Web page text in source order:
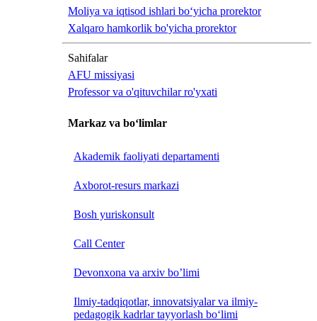
Moliya va iqtisod ishlari bo‘yicha prorektor
Xalqaro hamkorlik bo'yicha prorektor
Sahifalar
AFU missiyasi
Professor va o'qituvchilar ro'yxati
Markaz va bo‘limlar
Akademik faoliyati departamenti
Axborot-resurs markazi
Bosh yuriskonsult
Call Center
Devonxona va arxiv bo’limi
Ilmiy-tadqiqotlar, innovatsiyalar va ilmiy-
pedagogik kadrlar tayyorlash bo‘limi